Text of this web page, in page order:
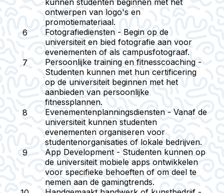
kunnen studenten beginnen met het
ontwerpen van logo's en
promotiemateriaal.
Fotografiediensten - Begin op de
universiteit en bied fotografie aan voor
evenementen of als campusfotograaf.
Persoonlijke training en fitnesscoaching -
Studenten kunnen met hun certificering
op de universiteit beginnen met het
aanbieden van persoonlijke
fitnessplannen.
Evenementenplanningsdiensten - Vanaf de
universiteit kunnen studenten
evenementen organiseren voor
studentenorganisaties of lokale bedrijven.
App Development - Studenten kunnen op
de universiteit mobiele apps ontwikkelen
voor specifieke behoeften of om deel te
nemen aan de gamingtrends.